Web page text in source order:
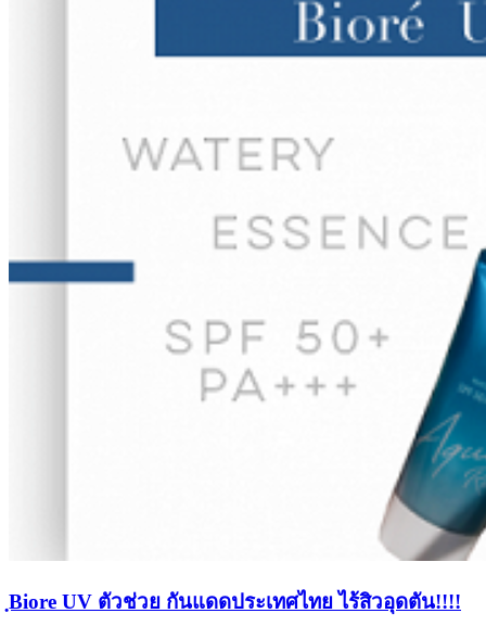
ฺBiore UV ตัวช่วย กันแดดประเทศไทย ไร้สิวอุดตัน!!!!